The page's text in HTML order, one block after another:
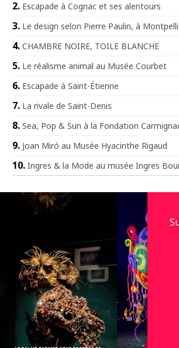
Escapade à Cognac et ses alentours
Le design selon Pierre Paulin, à
CHAMBRE NOIRE, TOILE BLANCHE
Le réalisme animal au Musée Courbet
Escapade à Saint-Étienne
La rivale de Saint-Denis
Sea, Pop & Sun à la Fondation
Joan Miró au Musée Hyacinthe Rigaud
Ingres & la Mode au musée Ingres